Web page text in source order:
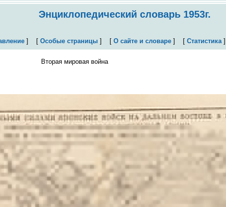
Энциклопедический словарь 1953г.
] [ Особые страницы] [ О сайте и словаре] [ Статистика]
Вторая мировая война